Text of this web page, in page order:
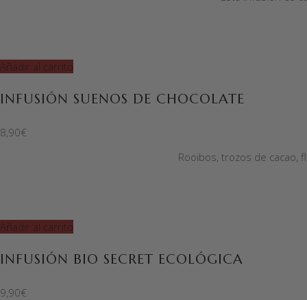
Añadir al carrito
INFUSIÓN SUENOS DE CHOCOLATE
8,90€
Rooibos, trozos de cacao,
Añadir al carrito
INFUSIÓN BIO SECRET ECOLÓGICA
9,90€